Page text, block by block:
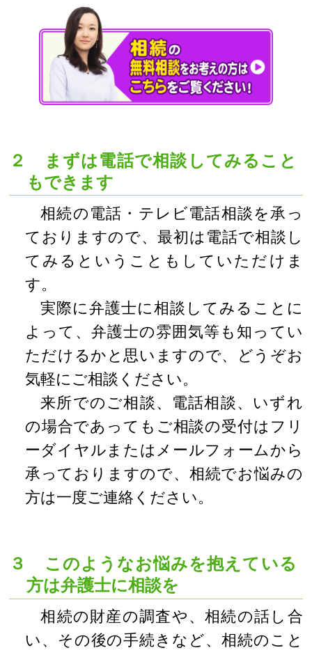
２ まずは電話で相談してみること
もできます
相続の電話・テレビ電話相談を承っ
ておりますので、最初は電話で相談し
てみるということもしていただけま
す。
実際に弁護士に相談してみることに
よって、弁護士の雰囲気等も知ってい
ただけるかと思いますので、どうぞお
気軽にご相談ください。
来所でのご相談、電話相談、いずれ
の場合であってもご相談の受付はフリ
ーダイヤルまたはメールフォームから
承っておりますので、相続でお悩みの
方は一度ご連絡ください。
３ このようなお悩みを抱えている
方は弁護士に相談を
相続の財産の調査や、相続の話し合
い、その後の手続きなど、相続のこと